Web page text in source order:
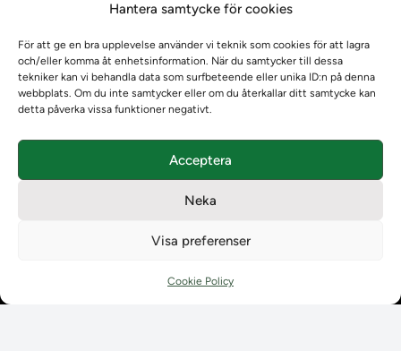
Hantera samtycke för cookies
För att ge en bra upplevelse använder vi teknik som cookies för att lagra
och/eller komma åt enhetsinformation. När du samtycker till dessa
tekniker kan vi behandla data som surfbeteende eller unika ID:n på denna
webbplats. Om du inte samtycker eller om du återkallar ditt samtycke kan
detta påverka vissa funktioner negativt.
Acceptera
Neka
Visa preferenser
Cookie Policy
Om oss
Om Ladokkonsortiet
Ladokkonsortiet internationellt
Vision, strategi och produktplan
Kontaktuppgifter för studenters Ladoksupport